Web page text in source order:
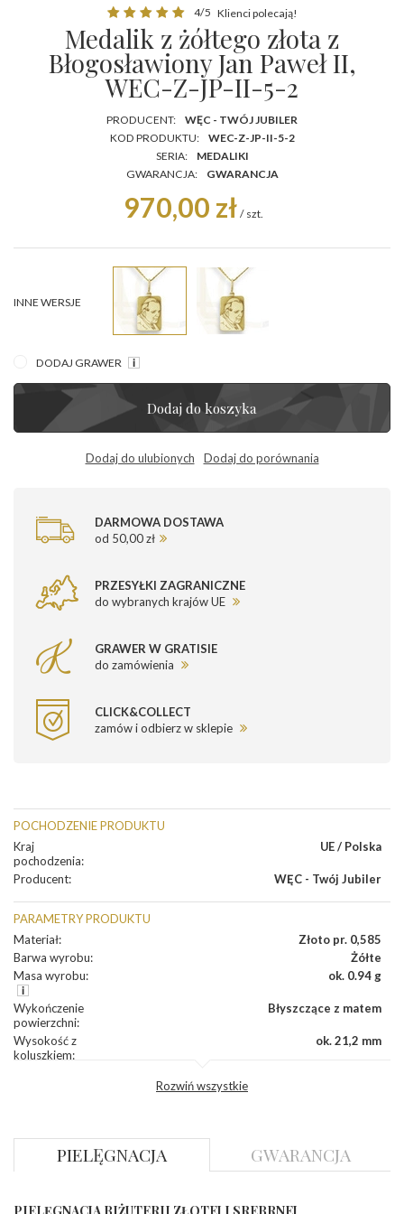
4/5 Klienci polecają!
Medalik z żółtego złota z
Błogosławiony Jan Paweł II,
WEC-Z-JP-II-5-2
PRODUCENT:
WĘC - TWÓJ JUBILER
KOD PRODUKTU:
WEC-Z-JP-II-5-2
SERIA:
MEDALIKI
GWARANCJA:
GWARANCJA
970,00 zł / szt.
INNE WERSJE
DODAJ GRAWER
Dodaj do koszyka
Dodaj do ulubionych Dodaj do porównania
DARMOWA DOSTAWA
od 50,00 zł
PRZESYŁKI ZAGRANICZNE
do wybranych krajów UE
GRAWER W GRATISIE
do zamówienia
CLICK&COLLECT
zamów i odbierz w sklepie
POCHODZENIE PRODUKTU
Kraj
pochodzenia:
UE / Polska
Producent: WĘC - Twój Jubiler
PARAMETRY PRODUKTU
Materiał:
Złoto pr. 0,585
Barwa wyrobu:
Żółte
Masa wyrobu: ok. 0.94 g
Wykończenie
powierzchni:
Błyszczące z matem
Wysokość z
koluszkiem:
ok. 21,2 mm
Producent
odpowiedzialny:
WĘC-Twój Jubiler S.C. Artur Węc, Małgorzata
Suchan, ul. Kurczaba 3, 30-868 Kraków; NIP:
Rozwiń wszystkie
PIELĘGNACJA GWARANCJA
PIELĘGNACJA BIŻUTERII ZŁOTEJ I SREBRNEJ